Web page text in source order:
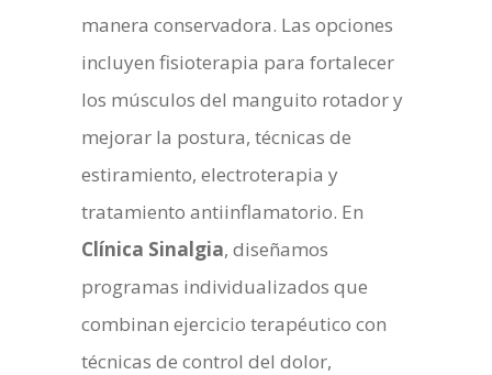
manera conservadora. Las opciones
incluyen fisioterapia para fortalecer
los músculos del manguito rotador y
mejorar la postura, técnicas de
estiramiento, electroterapia y
tratamiento antiinflamatorio. En
Clínica Sinalgia, diseñamos
programas individualizados que
combinan ejercicio terapéutico con
técnicas de control del dolor,